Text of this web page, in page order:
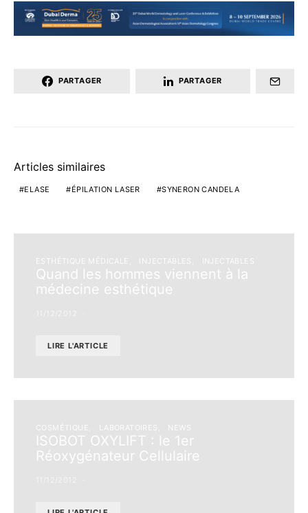
PARTAGER PARTAGER
Articles similaires
ELASE ÉPILATION LASER SYNERON CANDELA
ESTHÉTIQUE MÉDICALE INJECTABLES INJECTABLES
Quand les hommes viennent à la
médecine esthétique
LIRE L'ARTICLE
COSMÉTIQUE LABORATOIRES NEWS
ISOBOT OXYLIFT : le 1er
Réoxygénateur Cellulaire